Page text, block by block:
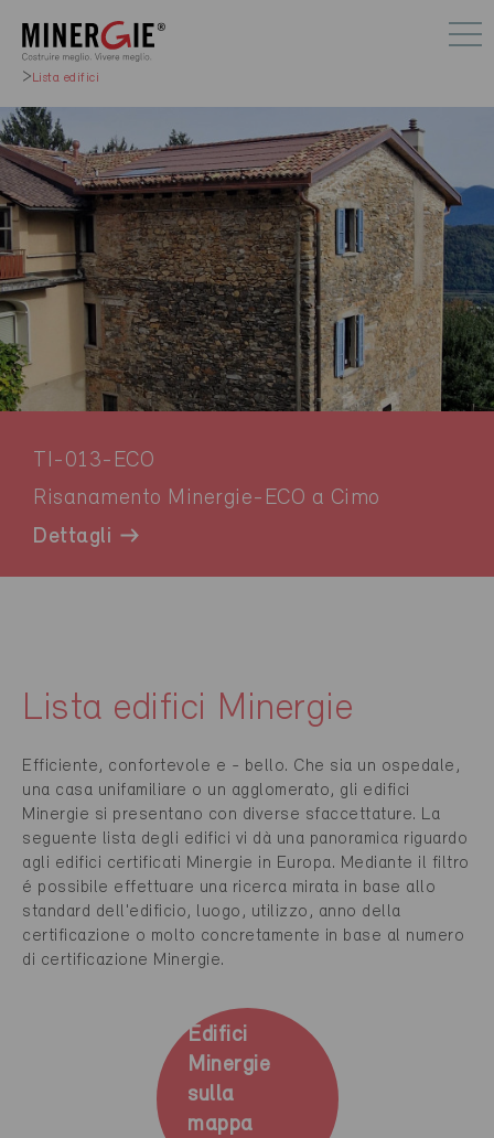
Lista edifici
TI-013-ECO
Risanamento Minergie-ECO a Cimo
Dettagli
Lista edifici Minergie
Efficiente, confortevole e - bello. Che sia un ospedale,
una casa unifamiliare o un agglomerato, gli edifici
Minergie si presentano con diverse sfaccettature. La
seguente lista degli edifici vi dà una panoramica riguardo
agli edifici certificati Minergie in Europa. Mediante il filtro
é possibile effettuare una ricerca mirata in base allo
standard dell'edificio, luogo, utilizzo, anno della
certificazione o molto concretamente in base al numero
di certificazione Minergie.
Edifici
Minergie
sulla
mappa